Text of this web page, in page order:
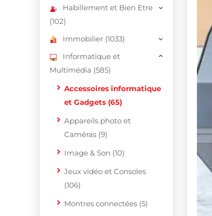
Habillement et Bien Etre
(102)
Immobilier (1033)
Informatique et
Multimédia (585)
Accessoires informatique
et Gadgets (65)
Appareils photo et
Caméras (9)
Image & Son (10)
Jeux vidéo et Consoles
(106)
Montres connectées (5)